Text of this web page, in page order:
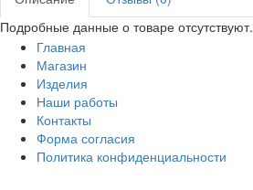
Подробные данные о товаре отсутствуют.
Главная
Магазин
Изделия
Наши работы
Контакты
Форма согласия
Политика конфиденциальности